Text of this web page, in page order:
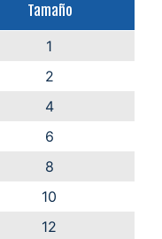
Tamaño
1
2
4
6
8
10
12